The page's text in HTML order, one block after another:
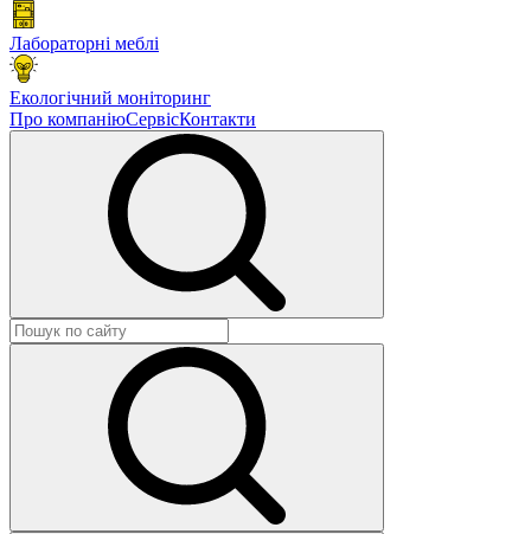
Лабораторні меблі
Екологічний моніторинг
Про компаніюСервісКонтакти